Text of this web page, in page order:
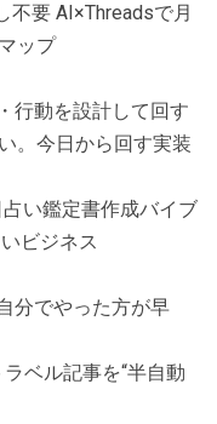
不要 AI×Threadsで月
ップ
行動を設計して回す
。今日から回す実装
い鑑定書作成バイブ
ビジネス
分でやった方が早
ベル記事を“半自動